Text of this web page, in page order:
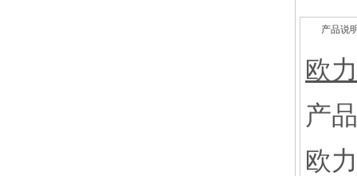
产品说
欧
产
欧